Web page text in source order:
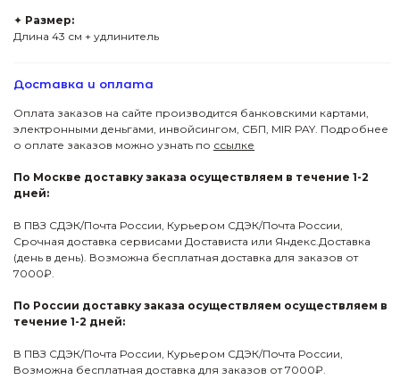
✦ Размер:
Длина 43 см + удлинитель
Доставка и оплата
Оплата заказов на сайте производится банковскими картами,
электронными деньгами, инвойсингом, СБП, МIR PAY. Подробнее
о оплате заказов можно узнать по ссылке
По Москве доставку заказа осуществляем в течение 1-2
дней:
В ПВЗ СДЭК/Почта России, Курьером СДЭК/Почта России,
Срочная доставка сервисами Достависта или Яндекс.Доставка
(день в день). Возможна бесплатная доставка для заказов от
7000₽.
По России доставку заказа осуществляем осуществляем в
течение 1-2 дней:
В ПВЗ СДЭК/Почта России, Курьером СДЭК/Почта России,
Возможна бесплатная доставка для заказов от 7000₽.